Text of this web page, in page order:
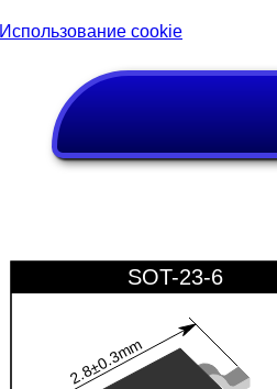
Использование cookie
2.8±0.3mm
SOT-23-6